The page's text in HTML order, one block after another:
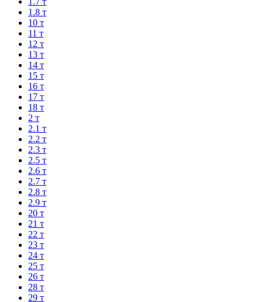
1.8 т
10 т
11 т
12 т
13 т
14 т
15 т
16 т
17 т
18 т
2 т
2.1 т
2.2 т
2.3 т
2.5 т
2.6 т
2.7 т
2.8 т
2.9 т
20 т
21 т
22 т
23 т
24 т
25 т
26 т
28 т
29 т